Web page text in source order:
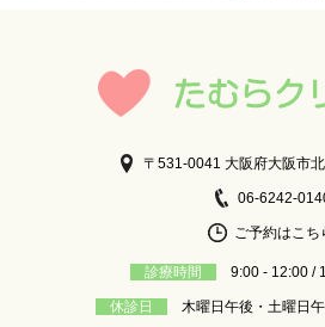
〒531-0041 大阪府大阪市
06-6242-
ご予約はこち
診療時間 9:00 - 12:00 /
休診日 木曜日午後・土曜日